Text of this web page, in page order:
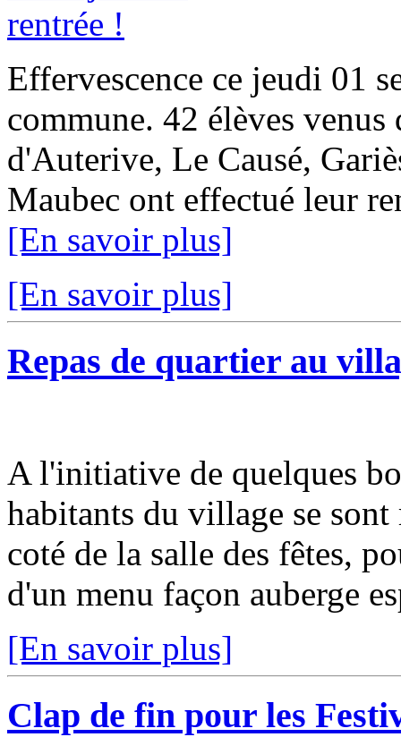
Effervescence ce jeudi 01
commune. 42 élèves
d'Auterive, Le Causé,
Maubec ont effectué leur
[En savoir plus]
[En savoir plus]
Repas de quartier au
A l'initiative de quelques
habitants du village se
coté de la salle des fêtes,
d'un menu façon auberge
[En savoir plus]
Clap de fin pour les